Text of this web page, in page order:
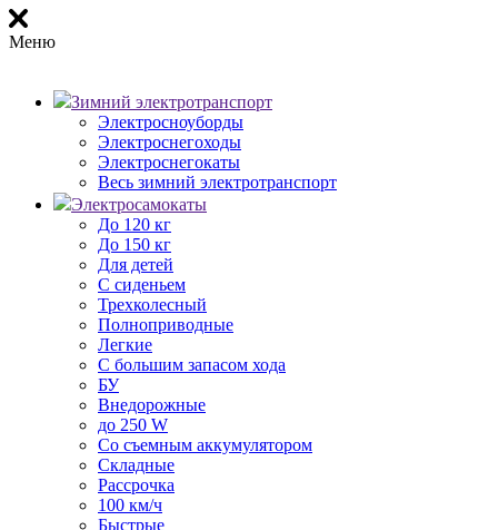
Меню
Зимний электротранспорт
Электросноуборды
Электроснегоходы
Электроснегокаты
Весь зимний электротранспорт
Электросамокаты
До 120 кг
До 150 кг
Для детей
С сиденьем
Трехколесный
Полноприводные
Легкие
С большим запасом хода
БУ
Внедорожные
до 250 W
Со съемным аккумулятором
Складные
Рассрочка
100 км/ч
Быстрые